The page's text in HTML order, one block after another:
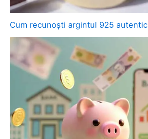
Cum recunoști argintul 925 autentic